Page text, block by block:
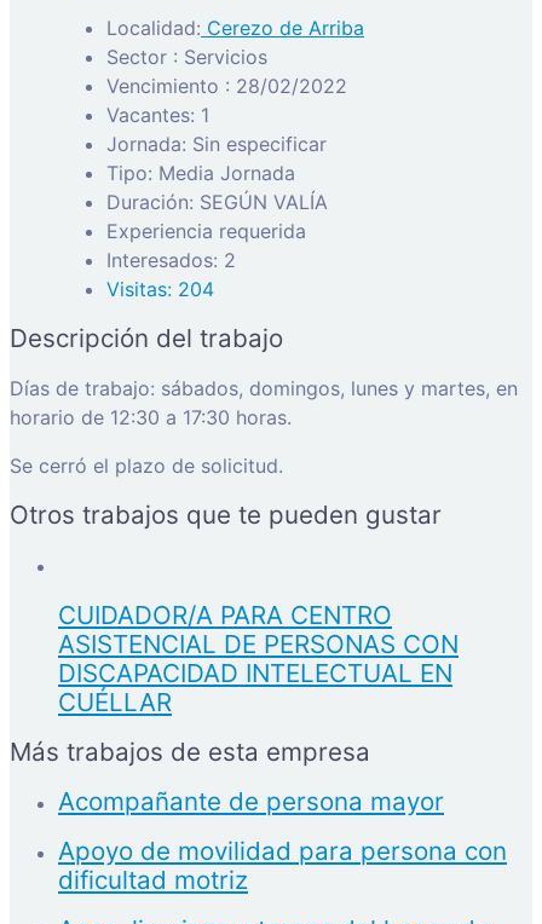
Localidad: Cerezo de Arriba
Sector : Servicios
Vencimiento : 28/02/2022
Vacantes: 1
Jornada: Sin especificar
Tipo: Media Jornada
Duración: SEGÚN VALÍA
Experiencia requerida
Interesados: 2
Visitas: 204
Descripción del trabajo
Días de trabajo: sábados, domingos, lunes y martes, en
horario de 12:30 a 17:30 horas.
Se cerró el plazo de solicitud.
Otros trabajos que te pueden gustar
CUIDADOR/A PARA CENTRO
ASISTENCIAL DE PERSONAS CON
DISCAPACIDAD INTELECTUAL EN
CUÉLLAR
Más trabajos de esta empresa
Acompañante de persona mayor
Apoyo de movilidad para persona con
dificultad motriz